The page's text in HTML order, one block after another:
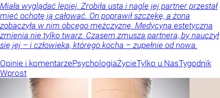
Miała wyglądać lepiej. Zrobiła usta i nagle jej partner przestał
mieć ochotę ją całować. On poprawił szczękę, a żona
zobaczyła w nim obcego mężczyznę. Medycyna estetyczna
zmienia nie tylko twarz. Czasem zmusza partnera, by nauczył
się jej – i człowieka, którego kocha – zupełnie od nowa.
Opinie i komentarzePsychologiaŻycieTylko u NasTygodnik
Wprost